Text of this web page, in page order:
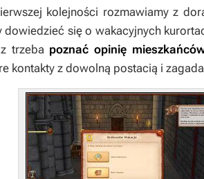
kolejności rozmawiamy z
dowiedzieć się o wakacyjnych
trzeba poznać opinię
kontakty z dowolną postacią i